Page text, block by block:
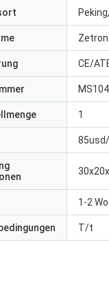
Zetron
CE/
1
1-2
T/t